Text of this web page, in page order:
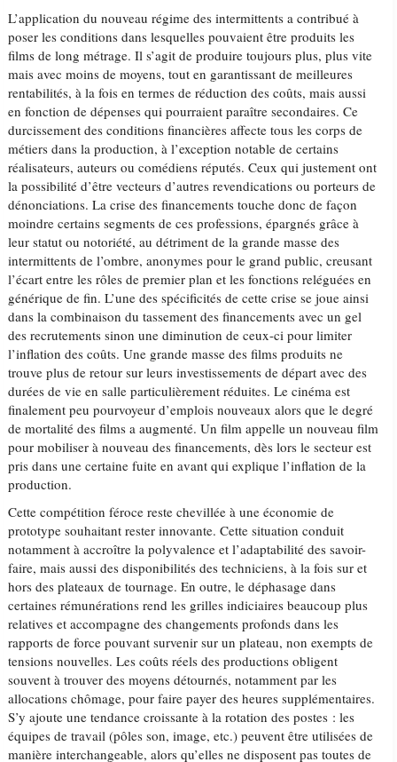
L’application du nouveau régime des intermittents a contribué à
poser les conditions dans lesquelles pouvaient être produits les
films de long métrage. Il s’agit de produire toujours plus, plus vite
mais avec moins de moyens, tout en garantissant de meilleures
rentabilités, à la fois en termes de réduction des coûts, mais aussi
en fonction de dépenses qui pourraient paraître secondaires. Ce
durcissement des conditions financières affecte tous les corps de
métiers dans la production, à l’exception notable de certains
réalisateurs, auteurs ou comédiens réputés. Ceux qui justement ont
la possibilité d’être vecteurs d’autres revendications ou porteurs de
dénonciations. La crise des financements touche donc de façon
moindre certains segments de ces professions, épargnés grâce à
leur statut ou notoriété, au détriment de la grande masse des
intermittents de l’ombre, anonymes pour le grand public, creusant
l’écart entre les rôles de premier plan et les fonctions reléguées en
générique de fin. L’une des spécificités de cette crise se joue ainsi
dans la combinaison du tassement des financements avec un gel
des recrutements sinon une diminution de ceux-ci pour limiter
l’inflation des coûts. Une grande masse des films produits ne
trouve plus de retour sur leurs investissements de départ avec des
durées de vie en salle particulièrement réduites. Le cinéma est
finalement peu pourvoyeur d’emplois nouveaux alors que le degré
de mortalité des films a augmenté. Un film appelle un nouveau film
pour mobiliser à nouveau des financements, dès lors le secteur est
pris dans une certaine fuite en avant qui explique l’inflation de la
production.
Cette compétition féroce reste chevillée à une économie de
prototype souhaitant rester innovante. Cette situation conduit
notamment à accroître la polyvalence et l’adaptabilité des savoir-
faire, mais aussi des disponibilités des techniciens, à la fois sur et
hors des plateaux de tournage. En outre, le déphasage dans
certaines rémunérations rend les grilles indiciaires beaucoup plus
relatives et accompagne des changements profonds dans les
rapports de force pouvant survenir sur un plateau, non exempts de
tensions nouvelles. Les coûts réels des productions obligent
souvent à trouver des moyens détournés, notamment par les
allocations chômage, pour faire payer des heures supplémentaires.
S’y ajoute une tendance croissante à la rotation des postes : les
équipes de travail (pôles son, image, etc.) peuvent être utilisées de
manière interchangeable, alors qu’elles ne disposent pas toutes de